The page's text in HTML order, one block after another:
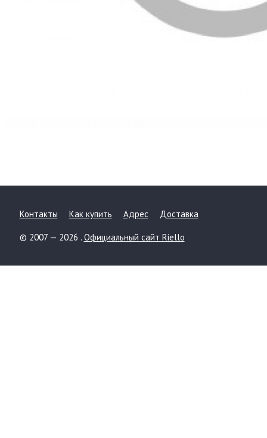
Контакты Как купить Адрес Доставка
© 2007 — 2026 . Официальный сайт Riello